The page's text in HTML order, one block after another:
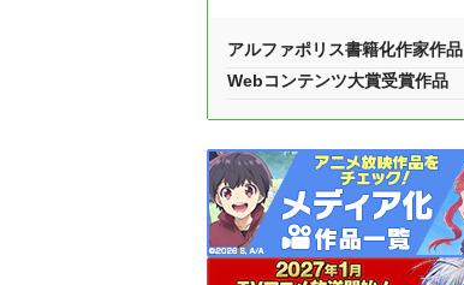
アルファポリス書籍化作家作品
Webコンテンツ大賞受賞作品